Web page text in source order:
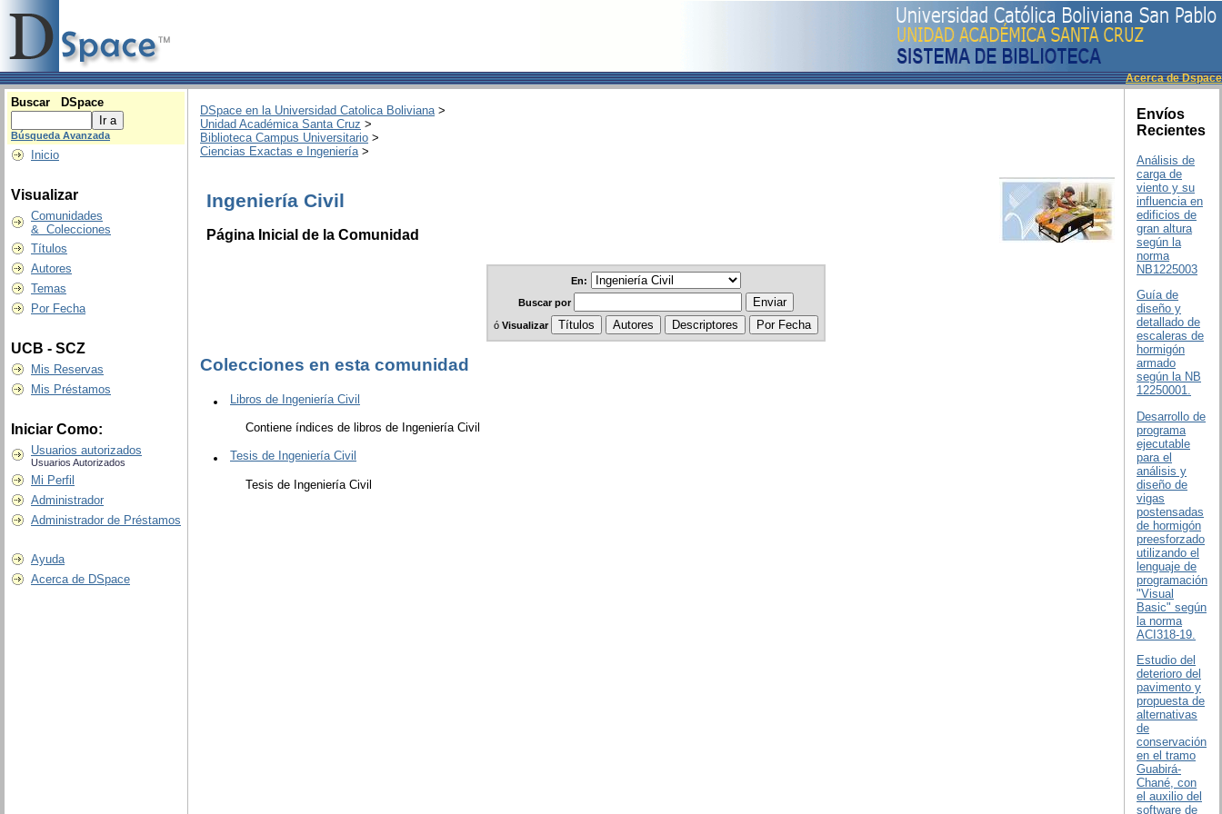
Acerca de Dspace
Buscar DSpace
Búsqueda Avanzada
Inicio
Visualizar
Comunidades
& Colecciones
Títulos
Autores
Temas
Por Fecha
UCB - SCZ
Mis Reservas
Mis Préstamos
Iniciar Como:
Usuarios autorizados
Usuarios Autorizados
Mi Perfil
Administrador
Administrador de Préstamos
Ayuda
Acerca de DSpace
DSpace en la Universidad Catolica Boliviana>
Unidad Académica Santa Cruz >
Biblioteca Campus Universitario >
Ciencias Exactas e Ingeniería>
Ingeniería Civil
Página Inicial de la Comunidad
En:
Buscar por
ó Visualizar
Colecciones en esta comunidad
Libros de Ingeniería Civil
Contiene índices de libros de Ingeniería Civil
Tesis de Ingeniería Civil
Tesis de Ingeniería Civil
Envíos
Recientes
Análisis de
carga de
viento y su
influencia en
edificios de
gran altura
según la
norma
NB1225003
Guía de
diseño y
detallado de
escaleras de
hormigón
armado
según la NB
12250001.
Desarrollo de
programa
ejecutable
para el
análisis y
diseño de
vigas
postensadas
de hormigón
preesforzado
utilizando el
lenguaje de
programación
"Visual
Basic" según
la norma
ACI318-19.
Estudio del
deterioro del
pavimento y
propuesta de
alternativas
de
conservación
en el tramo
Guabirá-
Chané, con
el auxilio del
software de